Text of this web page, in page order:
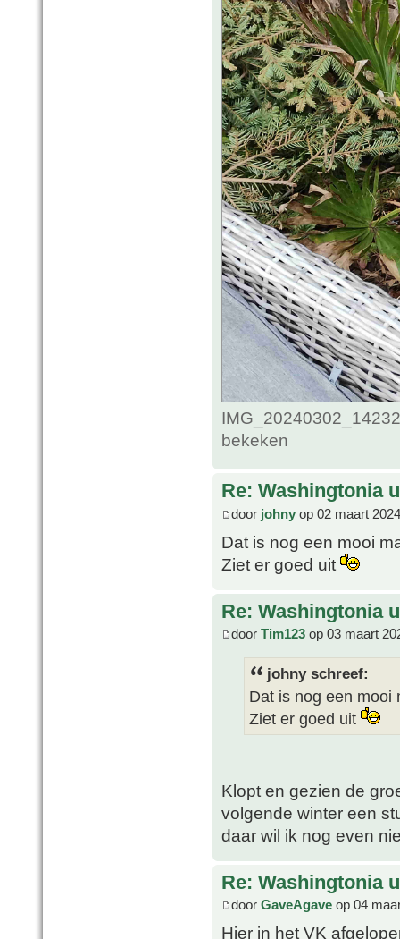
bekeken
Re: Washingtonia
door johny op 02 maart
Dat is nog een mooi
Ziet er goed uit
Re: Washingtonia
door Tim123 op 03 maart
johny schreef:
Dat is nog een mooi
Ziet er goed uit
Klopt en gezien de
volgende winter een
daar wil ik nog even
Re: Washingtonia
door GaveAgave op 04
Hier in het VK